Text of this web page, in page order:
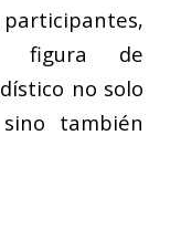
participantes,
figura de
no solo
también